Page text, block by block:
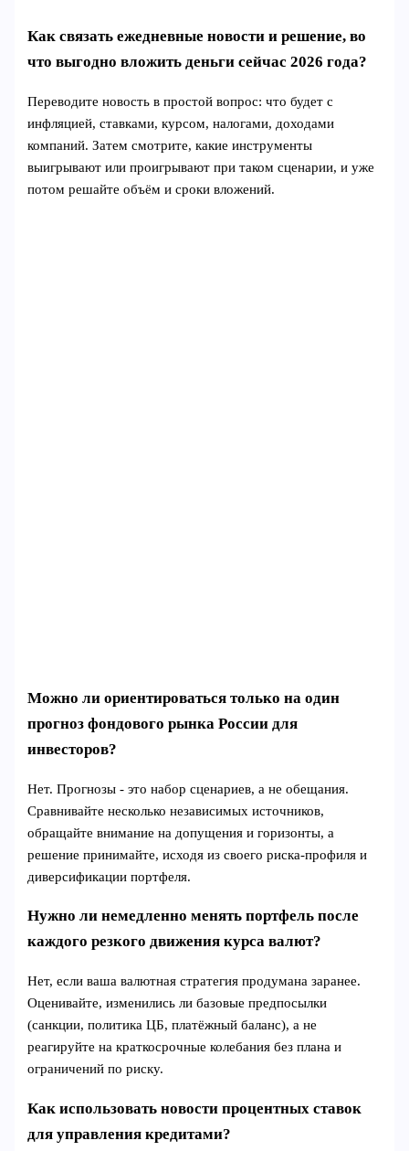
Как связать ежедневные новости и решение, во
что выгодно вложить деньги сейчас 2026 года?
Переводите новость в простой вопрос: что будет с
инфляцией, ставками, курсом, налогами, доходами
компаний. Затем смотрите, какие инструменты
выигрывают или проигрывают при таком сценарии, и уже
потом решайте объём и сроки вложений.
Можно ли ориентироваться только на один
прогноз фондового рынка России для
инвесторов?
Нет. Прогнозы - это набор сценариев, а не обещания.
Сравнивайте несколько независимых источников,
обращайте внимание на допущения и горизонты, а
решение принимайте, исходя из своего риска-профиля и
диверсификации портфеля.
Нужно ли немедленно менять портфель после
каждого резкого движения курса валют?
Нет, если ваша валютная стратегия продумана заранее.
Оценивайте, изменились ли базовые предпосылки
(санкции, политика ЦБ, платёжный баланс), а не
реагируйте на краткосрочные колебания без плана и
ограничений по риску.
Как использовать новости процентных ставок
для управления кредитами?